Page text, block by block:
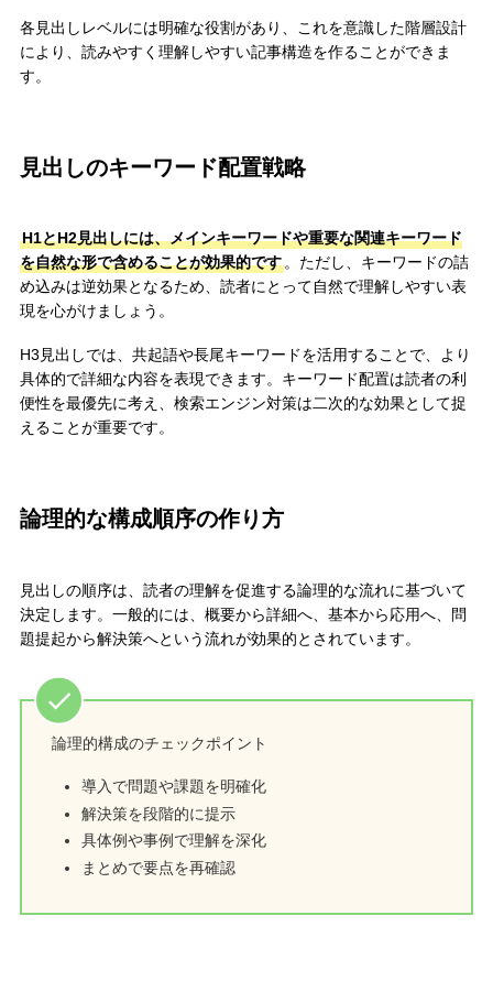
各見出しレベルには明確な役割があり、これを意識した階層設計
により、読みやすく理解しやすい記事構造を作ることができま
す。
見出しのキーワード配置戦略
H1とH2見出しには、メインキーワードや重要な関連キーワード
を自然な形で含めることが効果的です。ただし、キーワードの詰
め込みは逆効果となるため、読者にとって自然で理解しやすい表
現を心がけましょう。
H3見出しでは、共起語や長尾キーワードを活用することで、より
具体的で詳細な内容を表現できます。キーワード配置は読者の利
便性を最優先に考え、検索エンジン対策は二次的な効果として捉
えることが重要です。
論理的な構成順序の作り方
見出しの順序は、読者の理解を促進する論理的な流れに基づいて
決定します。一般的には、概要から詳細へ、基本から応用へ、問
題提起から解決策へという流れが効果的とされています。
論理的構成のチェックポイント
導入で問題や課題を明確化
解決策を段階的に提示
具体例や事例で理解を深化
まとめで要点を再確認